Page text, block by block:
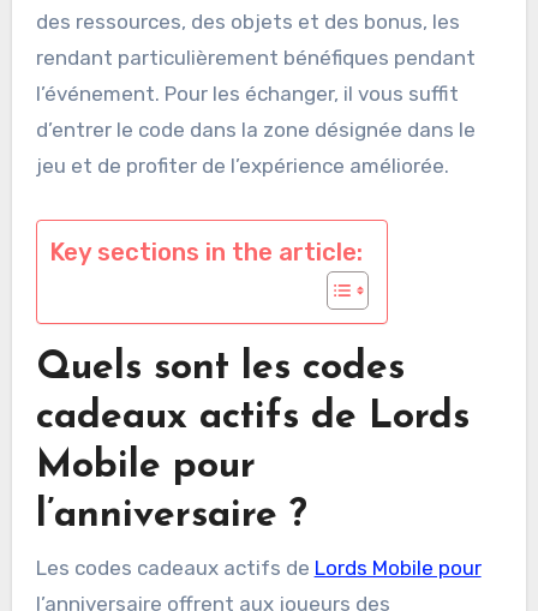
des ressources, des objets et des bonus, les
rendant particulièrement bénéfiques pendant
l’événement. Pour les échanger, il vous suffit
d’entrer le code dans la zone désignée dans le
jeu et de profiter de l’expérience améliorée.
Key sections in the article:
Quels sont les codes
cadeaux actifs de Lords
Mobile pour
l’anniversaire ?
Les codes cadeaux actifs de Lords Mobile pour
l’anniversaire offrent aux joueurs des